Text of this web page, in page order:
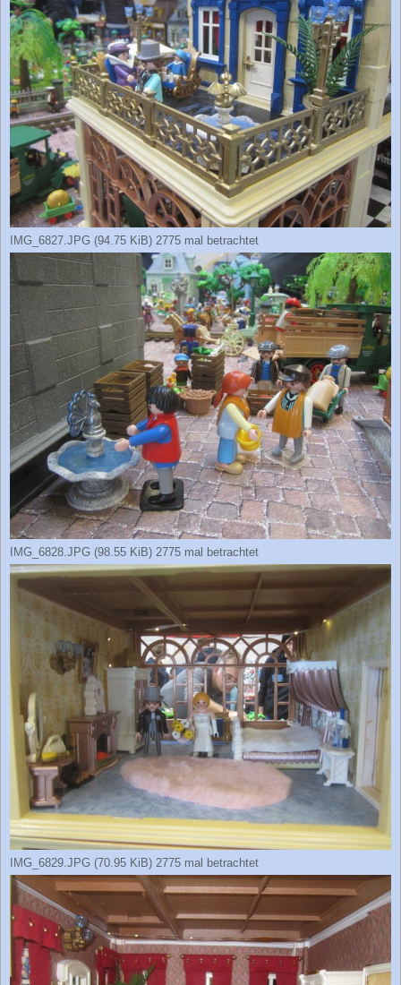
IMG_6827.JPG (94.75 KiB) 2775 mal betrachtet
IMG_6828.JPG (98.55 KiB) 2775 mal betrachtet
IMG_6829.JPG (70.95 KiB) 2775 mal betrachtet